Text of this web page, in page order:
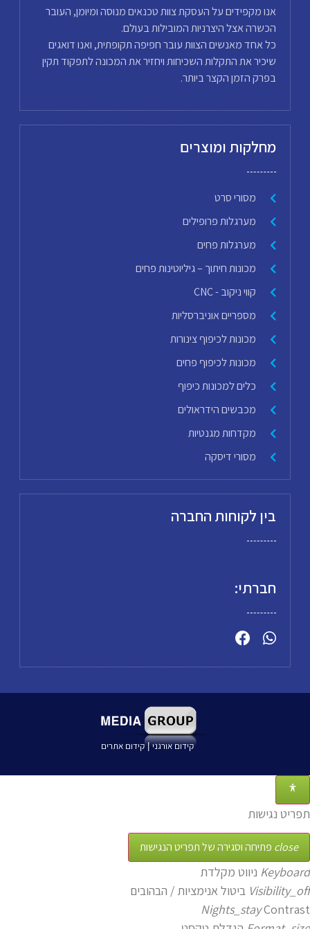
אנו מקפידים על העסקת צוות טכנאים מנוסה ומיומן, העובר
הכשרה אצל היצרניות המובילות בעולם.
כל אחד מאנשים הצוות עובר חפיפה תקופתית, ואנו דואגים
שיכיר את התקלות השכיחות ויחזיר את המכונה לתפקוד תקין
בפרק הזמן הקצר ביותר.
מחלקות ומוצרים
מסורי סרט
מערגלות פרופילים
מערגלות פחים
מכונות חיתוך – גיליוטינות פחים
קווי ניקוב - CNC
מספריים אוניברסליות
מכונות לכיפוף צינורות
מכונות לכיפוף פחים
כלים למכונות כיפוף
מכבשים הידראולים
מקדחות מגנטיות
מסורי דיסקה
בין לקוחות החברה
חברתי:
קידום אורגני|קידום אתרים
תפריט נגישות
close פתיחה וסגירה של תפריט הנגישות
Keyboard ניווט מקלדת
Visibility_off ביטול אנימציות / הבהובים
Nights_stayContrast